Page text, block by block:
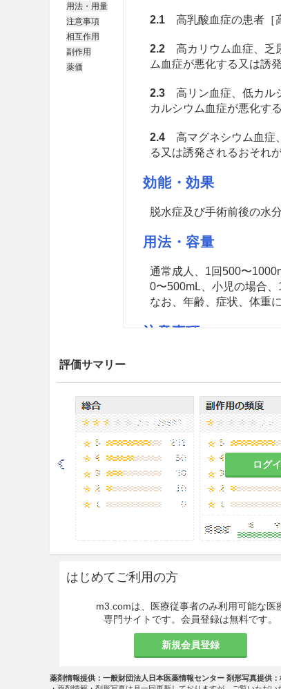
用法・用量
注意事項
相互作用
副作用
薬価
2.1高乳酸血症の患者［
2.2高カリウム血症、乏
ム血症が悪化する又は誘
2.3高リン血症、低カル
カルシウム血症が悪化す
2.4高マグネシウム血症
る又は誘発されるおそれ
効能・効果
脱水症及び手術前後の水
用法・容量
通常成人、1回500〜
0〜500mL、小児の場合、
なお、年齢、症状、体重
注意事項
9.1 合併症・既往歴等の
9.1.1 糖尿病の患者
血糖値が上昇するこ
9.1.2 心不全の患者
循環血液量の増加に
9.1.3 閉塞性尿路疾患
水分、電解質の過剰投与
9.3 肝機能障害患者
9.3.1 重篤な肝障害の
評価サマリー
ログ
はじめてご利用の方
m3.comは、医療従事者のみ利用可能な医
専門サイトです。会員登録は無料です。
新規会員登録
薬剤情報提供：一般財団法人日本医薬情報センター 剤形写真提供